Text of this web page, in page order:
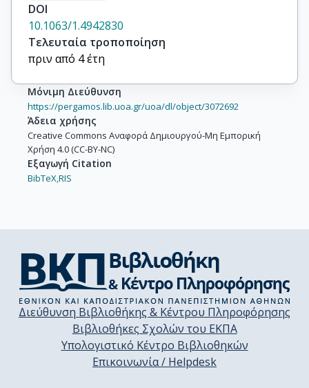
DOI
10.1063/1.4942830
Τελευταία τροποποίηση
πριν από 4 έτη
Μόνιμη Διεύθυνση
https://pergamos.lib.uoa.gr/uoa/dl/object/3072692
Άδεια χρήσης
Creative Commons Αναφορά Δημιουργού-Μη Εμπορική
Χρήση 4.0 (CC-BY-NC)
Εξαγωγή Citation
BibTeX,RIS
Διεύθυνση Βιβλιοθήκης & Κέντρου Πληροφόρησης
Βιβλιοθήκες Σχολών του ΕΚΠΑ
Υπολογιστικό Κέντρο Βιβλιοθηκών
Επικοινωνία / Helpdesk